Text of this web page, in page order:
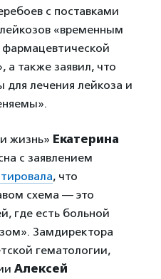
с поставками
«временным
а также заявил, что
для лечения лейкоза и
жизнь» Екатерина
с заявлением
, что
схема — это
где есть больной
Замдиректора
гематологии,
Алексей